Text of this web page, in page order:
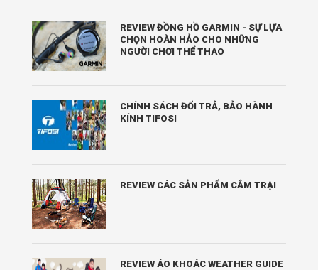
REVIEW ĐỒNG HỒ GARMIN - SỰ LỰA
CHỌN HOÀN HẢO CHO NHỮNG
NGƯỜI CHƠI THỂ THAO
CHÍNH SÁCH ĐỔI TRẢ, BẢO HÀNH
KÍNH TIFOSI
REVIEW CÁC SẢN PHẨM CẮM TRẠI
REVIEW ÁO KHOÁC WEATHER GUIDE